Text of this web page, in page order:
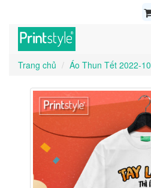
Trang chủ
Áo Thun Tết 2022-10